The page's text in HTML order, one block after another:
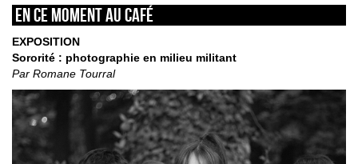
En ce moment au café
EXPOSITION
Sororité : photographie en milieu militant
Par Romane Tourral